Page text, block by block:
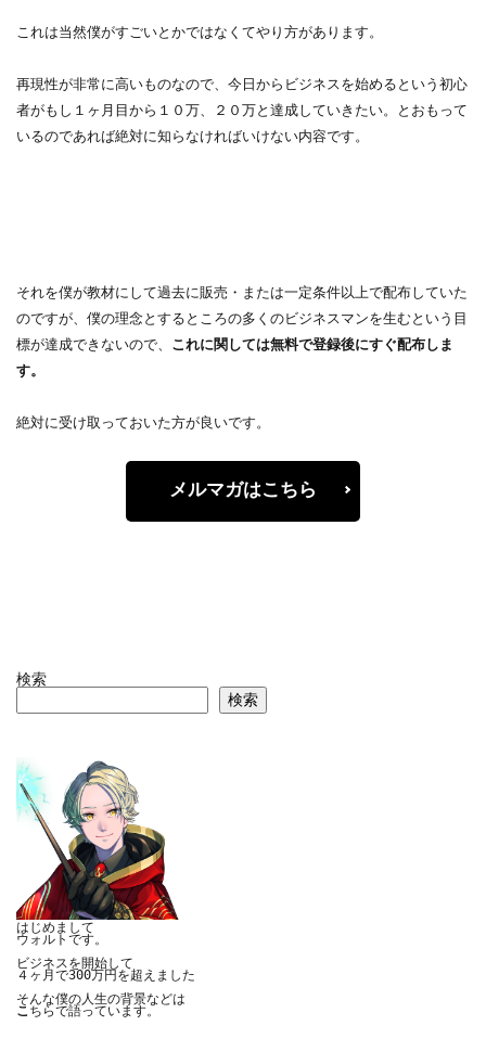
これは当然僕がすごいとかではなくてやり方があります。
再現性が非常に高いものなので、今日からビジネスを始めるという初心
者がもし１ヶ月目から１０万、２０万と達成していきたい。とおもって
いるのであれば絶対に知らなければいけない内容です。
それを僕が教材にして過去に販売・または一定条件以上で配布していた
のですが、僕の理念とするところの多くのビジネスマンを生むという目
標が達成できないので、 これに関しては無料で登録後にすぐ配布しま
す。
絶対に受け取っておいた方が良いです。
メルマガはこちら
検索
検索
はじめまして
ウォルトです。
ビジネスを開始して
４ヶ月で300万円を超えました
こ ちらで語っています。